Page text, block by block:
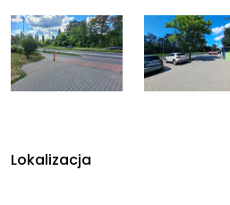
Lokalizacja